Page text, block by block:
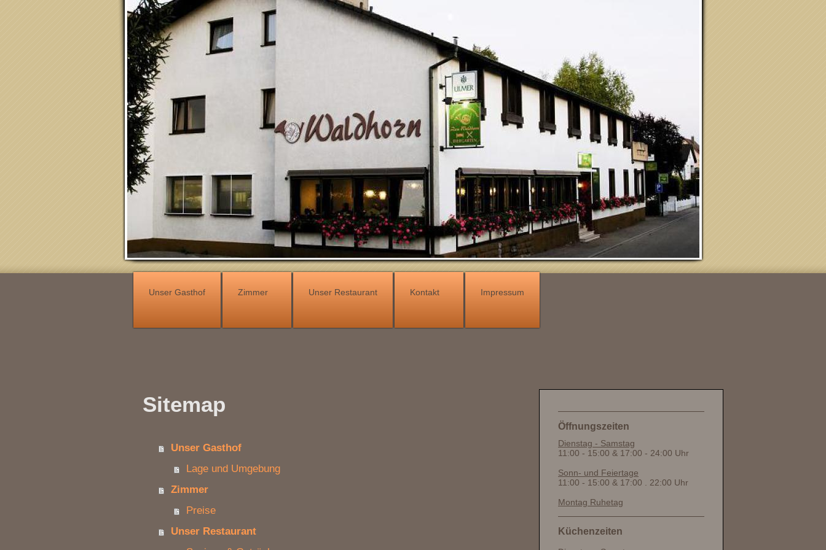
Unser Gasthof Zimmer Unser Restaurant Kontakt Impressum
Sitemap
Unser Gasthof
Lage und Umgebung
Zimmer
Preise
Unser Restaurant
Öffnungszeiten
Dienstag - Samstag
11:00 - 15:00 & 17:00 - 24:00 Uhr
Sonn- und Feiertage
11:00 - 15:00 & 17:00 . 22:00 Uhr
Montag Ruhetag
Küchenzeiten